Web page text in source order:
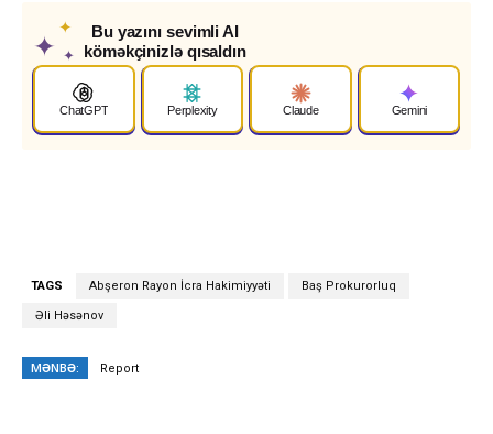
✦
✦
✦
Bu yazını sevimli AI
köməkçinizlə qısaldın
ChatGPT Perplexity Claude Gemini
TAGS Abşeron Rayon İcra Hakimiyyəti Baş Prokurorluq
Əli Həsənov
MƏNBƏ: Report